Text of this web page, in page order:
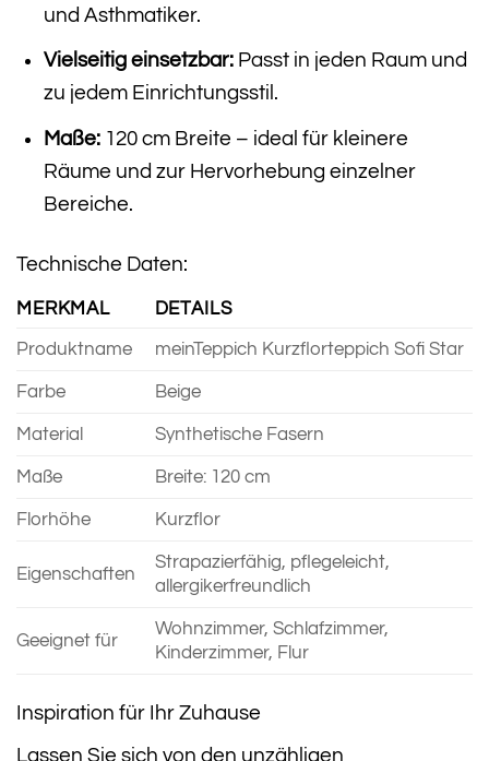
und Asthmatiker.
Vielseitig einsetzbar:Passt in jeden Raum und
zu jedem Einrichtungsstil.
Maße:120 cm Breite – ideal für kleinere
Räume und zur Hervorhebung einzelner
Bereiche.
Technische Daten:
MERKMAL DETAILS
Produktname meinTeppich Kurzflorteppich Sofi Star
Farbe Beige
Material Synthetische Fasern
Maße Breite: 120 cm
Florhöhe Kurzflor
Eigenschaften
Strapazierfähig, pflegeleicht,
allergikerfreundlich
Geeignet für
Wohnzimmer, Schlafzimmer,
Kinderzimmer, Flur
Inspiration für Ihr Zuhause
Lassen Sie sich von den unzähligen